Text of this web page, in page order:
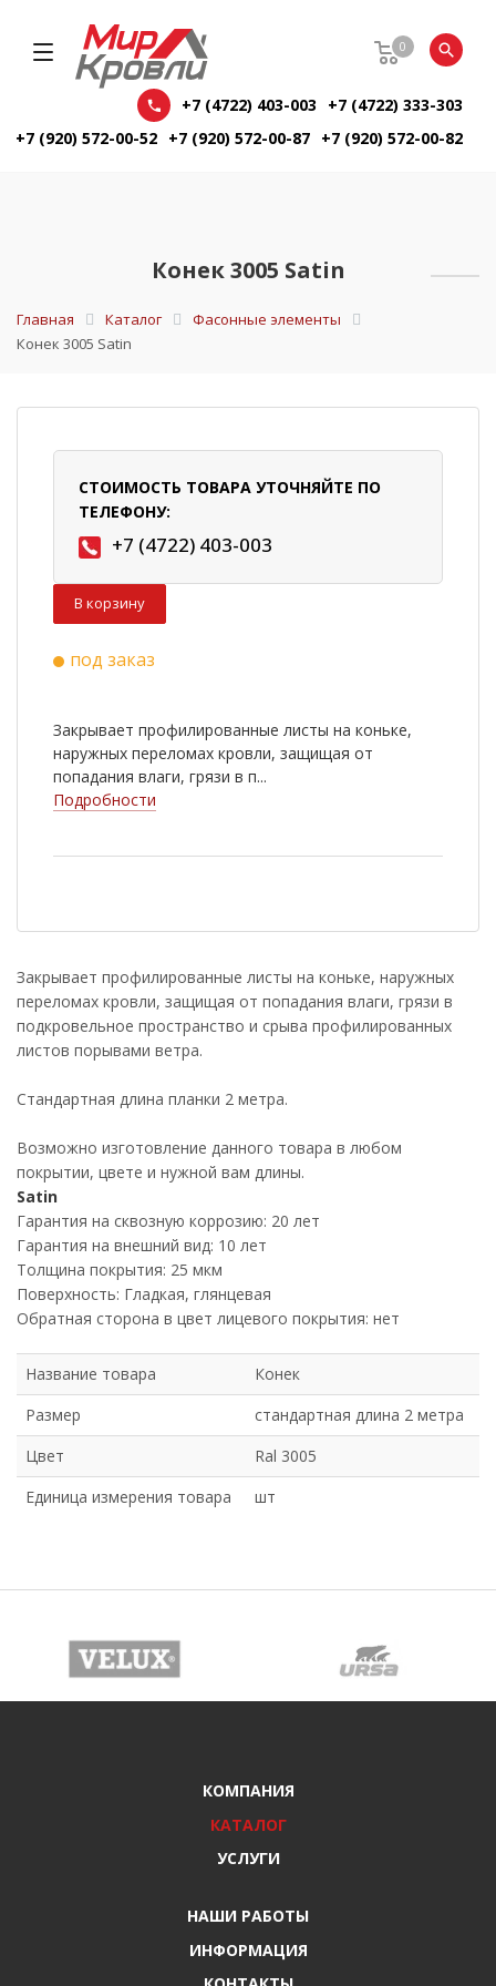
0
+7 (4722) 403-003
+7 (4722) 333-303
+7 (920) 572-00-52 +7 (920) 572-00-87 +7 (920) 572-00-82
Конек 3005 Satin
Главная Каталог
Фасонные элементы
Конек 3005 Satin
СТОИМОСТЬ ТОВАРА УТОЧНЯЙТЕ ПО
ТЕЛЕФОНУ:
+7 (4722) 403-003
В корзину
под заказ
Закрывает профилированные листы на коньке,
наружных переломах кровли, защищая от
попадания влаги, грязи в п...
Подробности
Закрывает профилированные листы на коньке, наружных
переломах кровли, защищая от попадания влаги, грязи в
подкровельное пространство и срыва профилированных
листов порывами ветра.
Стандартная длина планки 2 метра.
Возможно изготовление данного товара в любом
покрытии, цвете и нужной вам длины.
Satin
Гарантия на сквозную коррозию: 20 лет
Гарантия на внешний вид: 10 лет
Толщина покрытия: 25 мкм
Поверхность: Гладкая, глянцевая
Обратная сторона в цвет лицевого покрытия: нет
Название товара
Конек
Размер
стандартная длина 2 метра
Цвет
Ral 3005
Единица измерения товара
шт
КОМПАНИЯ
КАТАЛОГ
УСЛУГИ
НАШИ РАБОТЫ
ИНФОРМАЦИЯ